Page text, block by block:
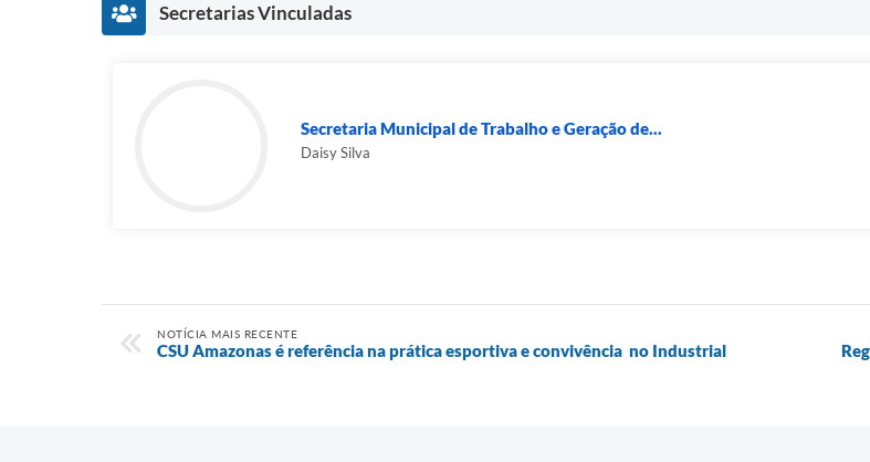
Secretarias Vinculadas
Secretaria Municipal de Trabalho e Geração de...
Daisy Silva
NOTÍCIA MAIS RECENTE
CSU Amazonas é referência na prática esportiva e convivência no Industrial